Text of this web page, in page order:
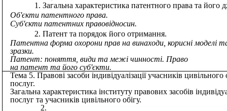
Загальна характеристика патентного права та його
Об'єкти патентного права.
Суб'єкти патентних правовідносин.
Патент та порядок його отримання.
Патентна форма охорони прав на винаходи, корисні моделі
зразки.
Патент: поняття, види та межі чинності. Право
на патент та його суб'єкти.
Тема 5. Правові засоби індивідуалізації учасників цивільного
послуг.
Загальна характеристика інституту правових засобів
послуг та учасників цивільного обігу.